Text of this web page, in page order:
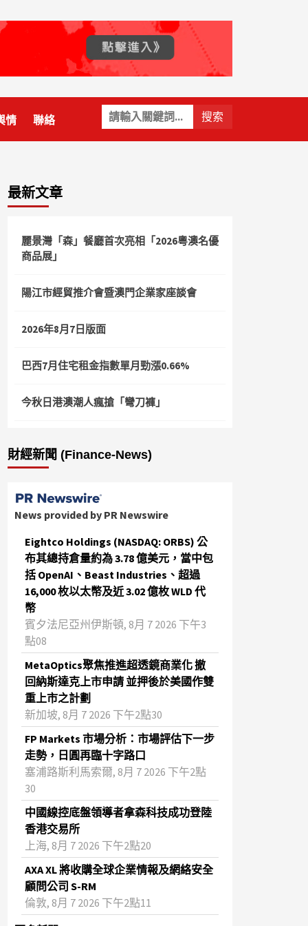
關
鍵
字:
情 聯絡
最新文章
麗景灣「森」餐廳首次亮相「2026粵澳名優
商品展」
陽江市經貿推介會暨澳門企業家座談會
2026年8月7日版面
巴西7月住宅租金指數單月勁漲0.66%
今秋日港澳潮人瘋搶「彎刀褲」
財經新聞 (Finance-News)
News provided by PR Newswire
Eightco Holdings (NASDAQ: ORBS) 公
布其總持倉量約為 3.78 億美元，當中包
括 OpenAI、Beast Industries、超過
16,000 枚以太幣及近 3.02 億枚 WLD 代
幣
賓夕法尼亞州伊斯頓, 8月 7 2026 下午3
點08
MetaOptics聚焦推進超透鏡商業化 撤
回納斯達克上市申請 並押後於美國作雙
重上市之計劃
新加坡, 8月 7 2026 下午2點30
FP Markets 市場分析：市場評估下一步
走勢，日圓再臨十字路口
塞浦路斯利馬索爾, 8月 7 2026 下午2點
30
中國線控底盤領導者拿森科技成功登陸
香港交易所
上海, 8月 7 2026 下午2點20
AXA XL 將收購全球企業情報及網絡安全
顧問公司 S-RM
倫敦, 8月 7 2026 下午2點11